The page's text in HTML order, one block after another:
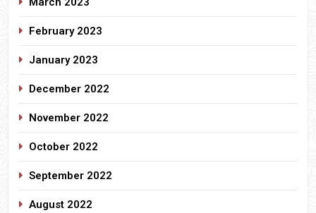
February 2023
January 2023
December 2022
November 2022
October 2022
September 2022
August 2022